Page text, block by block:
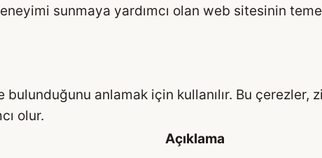
sunmaya yardımcı olan web sitesinin
anlamak için kullanılır. Bu çerezler,
olur.
Açıklama